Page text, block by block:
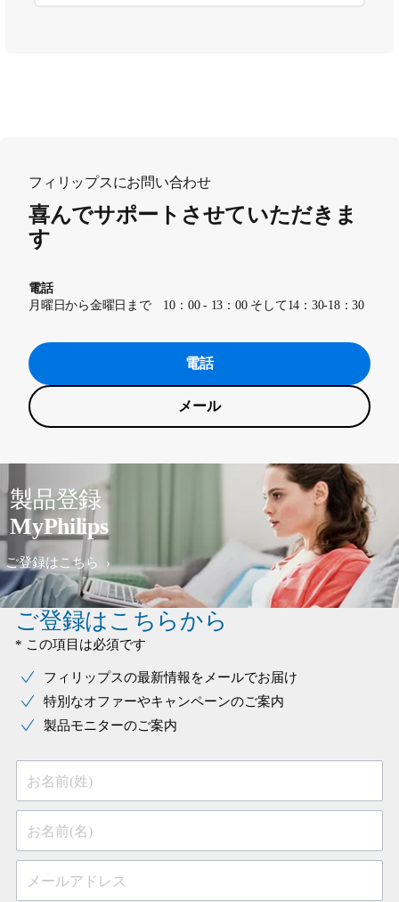
フィリップスにお問い合わせ
喜んでサポートさせていただきま
す
電話
月曜日から金曜日まで 10：00 - 13：00 そして14：30-18：30
電話
メール
製品登録
MyPhilips
ご登録はこちら
ご登録はこちらから
* この項目は必須です
フィリップスの最新情報をメールでお届け
特別なオファーやキャンペーンのご案内
製品モニターのご案内
お名前(姓)
お名前(名)
メールアドレス